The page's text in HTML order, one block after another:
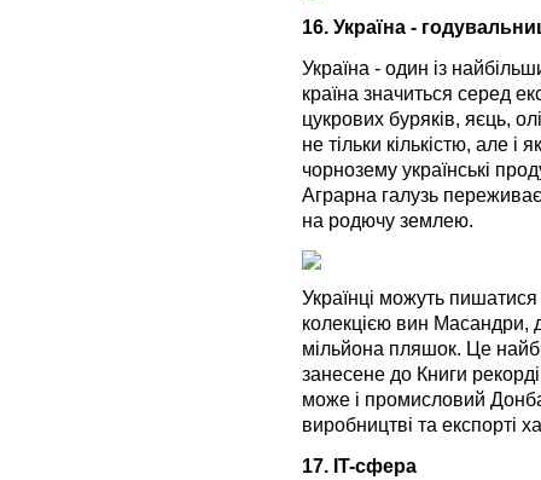
16. Україна -
Україна - один із
країна значиться серед
цукрових буряків, яєць,
не тільки кількістю, але і
чорнозему українські
Аграрна галузь
на родючу землею.
Українці можуть
колекцією вин Масандри,
мільйона пляшок. Це
занесене до Книги
може і промисловий
виробництві та експорті
17. IT-сфера